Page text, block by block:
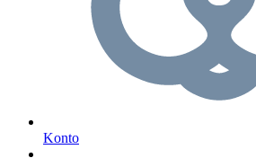
Konto